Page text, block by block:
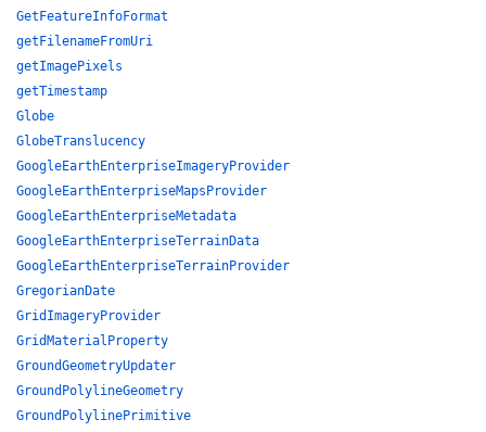
GetFeatureInfoFormat
getFilenameFromUri
getImagePixels
getTimestamp
Globe
GlobeTranslucency
GoogleEarthEnterpriseImageryProvider
GoogleEarthEnterpriseMapsProvider
GoogleEarthEnterpriseMetadata
GoogleEarthEnterpriseTerrainData
GoogleEarthEnterpriseTerrainProvider
GregorianDate
GridImageryProvider
GridMaterialProperty
GroundGeometryUpdater
GroundPolylineGeometry
GroundPolylinePrimitive